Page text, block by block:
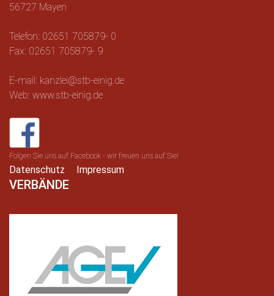
56727 Mayen
Telefon: 02651 705879- 0
Fax: 02651 705879- 9
E-mail: kanzlei@stb-einig.de
Web: www.stb-einig.de
Folgen Sie uns auf Facebook - wir freuen uns auf Sie!
Datenschutz Impressum
VERBÄNDE